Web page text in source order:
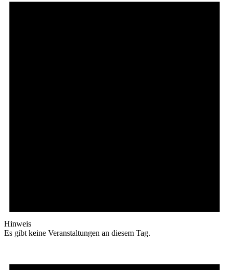
Hinweis
Es gibt keine Veranstaltungen an diesem Tag.